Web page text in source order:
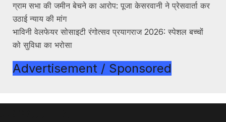
ग्राम सभा की जमीन बेचने का आरोप: पूजा केसरवानी ने प्रेसवार्ता कर
उठाई न्याय की मांग
भाविनी वेलफेयर सोसाइटी रंगोत्सव प्रयागराज 2026: स्पेशल बच्चों
को सुविधा का भरोसा
Advertisement / Sponsored